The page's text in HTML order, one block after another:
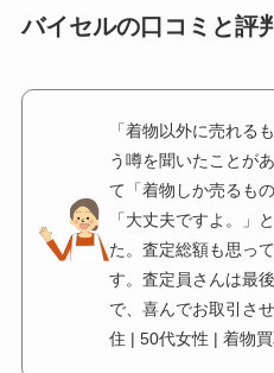
バイセルの口コミと評
「着物以外に売れる
う噂を聞いたことが
て「着物しか売るも
「大丈夫ですよ。」
た。査定総額も思っ
す。査定員さんは最
で、喜んでお取引さ
住 | 50代女性 | 着物買